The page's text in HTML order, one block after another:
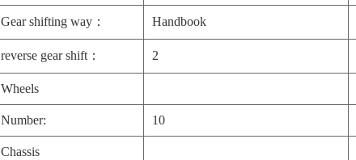
Gear shifting way： Handbook
reverse gear shift： 2
Wheels
Number: 10
Chassis